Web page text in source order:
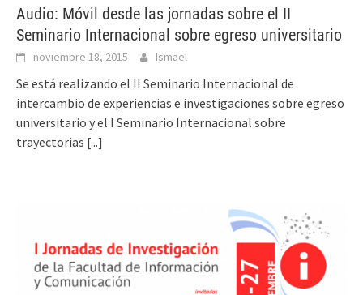
Audio: Móvil desde las jornadas sobre el II
Seminario Internacional sobre egreso universitario
noviembre 18, 2015 Ismael
Se está realizando el II Seminario Internacional de
intercambio de experiencias e investigaciones sobre egreso
universitario y el I Seminario Internacional sobre
trayectorias [...]